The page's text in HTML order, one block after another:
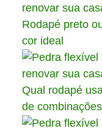
Rodapé preto
cor ideal
Qual rodapé
de combinações